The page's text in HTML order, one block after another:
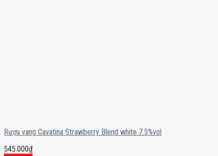
Rượu vang Cavatina Strawberry Blend white 7.5%vol
545.000₫